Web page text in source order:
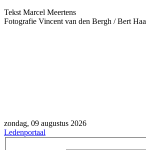
Tekst Marcel Meertens
Fotografie Vincent van den Bergh / Bert
zondag, 09 augustus 2026
Ledenportaal